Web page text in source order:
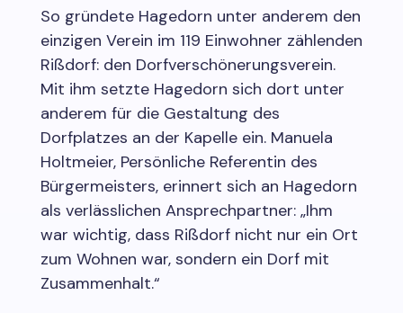
So gründete Hagedorn unter anderem den
einzigen Verein im 119 Einwohner zählenden
Rißdorf: den Dorfverschönerungsverein.
Mit ihm setzte Hagedorn sich dort unter
anderem für die Gestaltung des
Dorfplatzes an der Kapelle ein. Manuela
Holtmeier, Persönliche Referentin des
Bürgermeisters, erinnert sich an Hagedorn
als verlässlichen Ansprechpartner: „Ihm
war wichtig, dass Rißdorf nicht nur ein Ort
zum Wohnen war, sondern ein Dorf mit
Zusammenhalt.“